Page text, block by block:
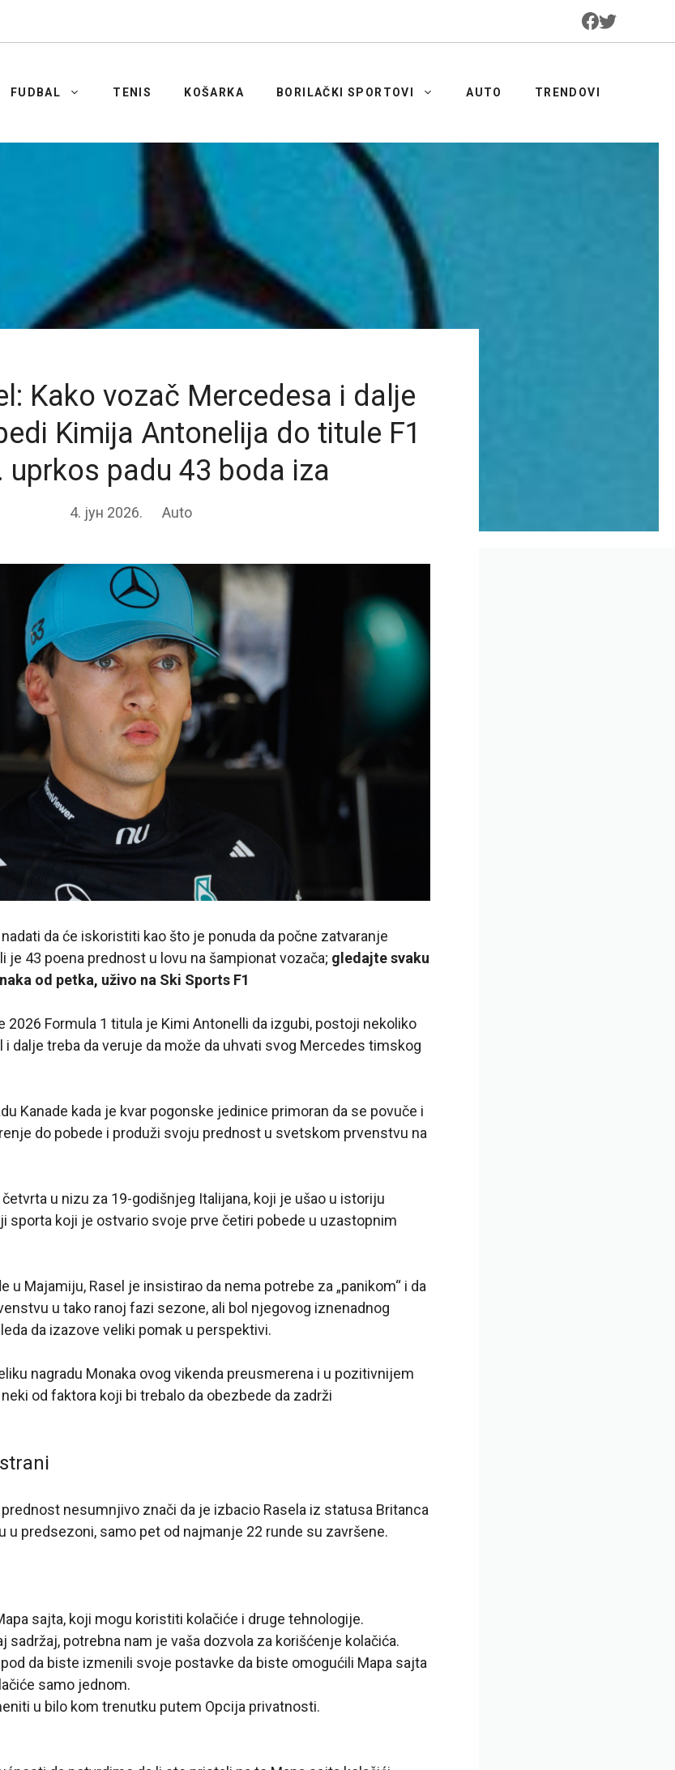
FUDBAL TENIS KOŠARKA BORILAČKI SPORTOVI AUTO TRENDOVI
Kako vozač Mercedesa i dalje
Kimija Antonelija do titule F1
uprkos padu 43 boda iza
4. јун 2026. Auto
da će iskoristiti kao što je ponuda da počne zatvaranje
je 43 poena prednost u lovu na šampionat vozača; gledajte svaku
od petka, uživo na Ski Sports F1
2026 Formula 1 titula je Kimi Antonelli da izgubi, postoji nekoliko
i dalje treba da veruje da može da uhvati svog Mercedes timskog
Kanade kada je kvar pogonske jedinice primoran da se povuče i
do pobede i produži svoju prednost u svetskom prvenstvu na
u nizu za 19-godišnjeg Italijana, koji je ušao u istoriju
sporta koji je ostvario svoje prve četiri pobede u uzastopnim
u Majamiju, Rasel je insistirao da nema potrebe za „panikom“ i da
u tako ranoj fazi sezone, ali bol njegovog iznenadnog
da izazove veliki pomak u perspektivi.
nagradu Monaka ovog vikenda preusmerena i u pozitivnijem
od faktora koji bi trebalo da obezbede da zadrži
nesumnjivo znači da je izbacio Rasela iz statusa Britanca
u predsezoni, samo pet od najmanje 22 runde su završene.
sajta, koji mogu koristiti kolačiće i druge tehnologije.
sadržaj, potrebna nam je vaša dozvola za korišćenje kolačića.
da biste izmenili svoje postavke da biste omogućili Mapa sajta
samo jednom.
u bilo kom trenutku putem Opcija privatnosti.